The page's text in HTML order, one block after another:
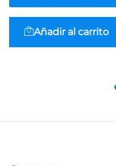
Añadir al carrito